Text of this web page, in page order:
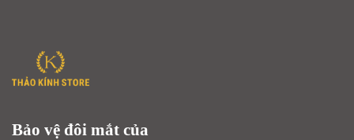
Bảo vệ đôi mắt của